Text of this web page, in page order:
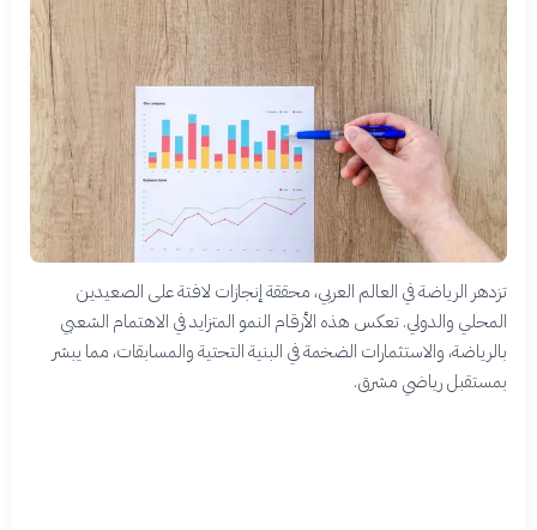
تزدهر الرياضة في العالم العربي، محققة إنجازات لافتة على الصعيدين
المحلي والدولي. تعكس هذه الأرقام النمو المتزايد في الاهتمام الشعبي
بالرياضة، والاستثمارات الضخمة في البنية التحتية والمسابقات، مما يبشر
بمستقبل رياضي مشرق.